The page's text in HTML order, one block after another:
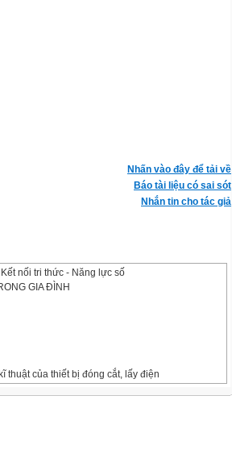
Nhấn vào đây để tải về
Báo tài liệu có sai sót
Nhắn tin cho tác giả
nối tri thức - Năng lực số
GIA ĐÌNH
thuật của thiết bị đóng cắt, lấy điện